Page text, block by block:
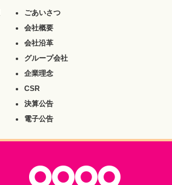
ごあいさつ
会社概要
会社沿革
グループ会社
企業理念
CSR
決算公告
電子公告